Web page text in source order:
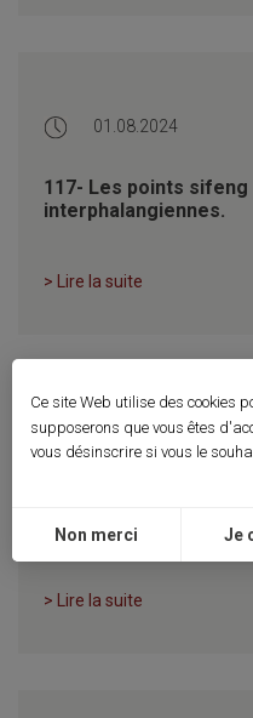
01.08.2024
117- Les points
interphalangiennes.
> Lire la suite
02.04.2024
intelligence artificielle
> Lire la suite
Ce site Web utilise des cookies
supposerons que vous êtes
vous désinscrire si vous le
Non merci Je